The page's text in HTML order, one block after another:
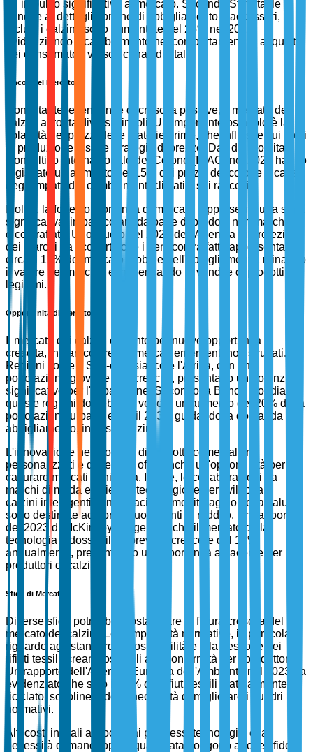
un impulso significativo al mercato. Secondo Statista, le
vendite al dettaglio online di abbigliamento e accessori,
inclusi i calzini, sono aumentate del 25% nel 2022,
evidenziando il cambiamento nei comportamenti di acquisto
dei consumatori verso i canali digitali.
Vincoli del Mercato
Nonostante le tendenze di crescita positive, il mercato dei
calzini affronta diversi vincoli. Un importante ostacolo è la
volatilità dei prezzi delle materie prime, che influisce sui costi
di produzione e sulle strategie di prezzo. Dati del Comitato
Consultivo Internazionale del Cotone (ICAC) nel 2023 hanno
registrato un aumento del 15% dei prezzi del cotone a causa
degli impatti dei cambiamenti climatici sui raccolti.
Inoltre, la forte concorrenza di mercato rappresenta una sfida
significativa, in particolare da parte di prodotti non marchiati
e contraffatti. Uno studio del 2023 dell'Agenzia di Protezione
dei Marchi ha scoperto che i beni contraffatti rappresentano
circa il 12% del mercato globale dell'abbigliamento, minando
il valore del marchio e influenzando le vendite di prodotti
legittimi.
Opportunità di Mercato
Il mercato dei calzini è pronto per nuove opportunità di
crescita, in particolare nei mercati emergenti non sfruttati.
Regioni come il Sud-est asiatico e l'Africa, con una
popolazione giovane e in crescita, presentano un potenziale
significativo per l'espansione. Secondo la Banca Mondiale,
queste regioni dovrebbero vedere un aumento del 20% della
popolazione urbana entro il 2030, guidando la domanda di
abbigliamento, inclusi i calzini.
L'innovazione nelle offerte di prodotti, come calzini
personalizzati e di design, offre anche un'opportunità per
catturare mercati di nicchia. Inoltre, le collaborazioni tra
marchi di moda e aziende tecnologiche per sviluppare
calzini intelligenti con capacità di monitoraggio della salute
sono destinate ad aprire nuove fonti di reddito. Un rapporto
del 2023 di McKinsey suggerisce che il mercato della
tecnologia indossabile è previsto crescere del 17%
annualmente, presentando un'opportunità adiacente per i
produttori di calzini.
Sfide di Mercato
Diverse sfide potrebbero ostacolare la futura crescita del
mercato dei calzini. Le complessità normative, in particolare
riguardo agli standard di sostenibilità e alla gestione dei
rifiuti tessili, creano ostacoli alla conformità per i produttori.
Un rapporto dell'Agenzia Europea dell'Ambiente nel 2023 ha
evidenziato che solo il 35% dei rifiuti tessili è attualmente
riciclato, sottolineando la necessità di migliorare i quadri
normativi.
Alti costi iniziali associati ai progressi tecnologici e la
necessità di manodopera qualificata pongono anche sfide